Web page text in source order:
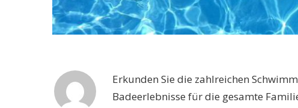
Erkunden Sie die zahlreichen
Badeerlebnisse für die gesamte